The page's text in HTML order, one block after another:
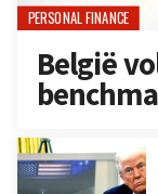
PERSONAL FINANCE
België